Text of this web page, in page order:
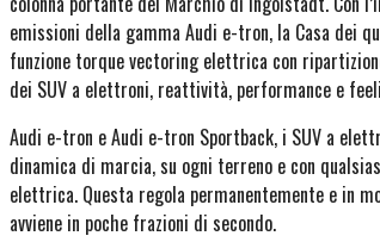
emissioni della gamma Audi e-tron, la Casa dei
funzione torque vectoring elettrica con
dei SUV a elettroni, reattività, performance e
Audi e-tron e Audi e-tron Sportback, i SUV a
dinamica di marcia, su ogni terreno e con
elettrica. Questa regola permanentemente e in
avviene in poche frazioni di secondo.